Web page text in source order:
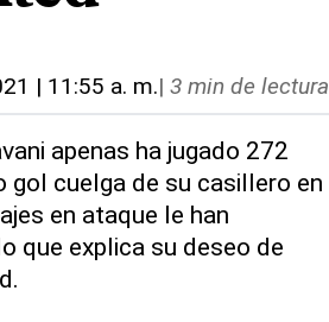
| 11:55 a. m.| 3 min de lectura
apenas ha jugado 272
cuelga de su casillero en
en ataque le han
que explica su deseo de